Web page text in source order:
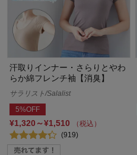
汗取りインナー・さらりとやわ
らか綿フレンチ袖【消臭】
サラリスト/Salalist
5%OFF
¥1,320～¥1,510
（税込）
(919)